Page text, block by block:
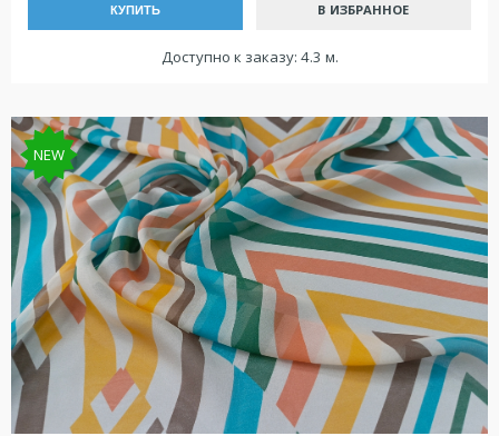
КУПИТЬ В ИЗБРАННОЕ
Доступно к заказу: 4.3 м.
NEW